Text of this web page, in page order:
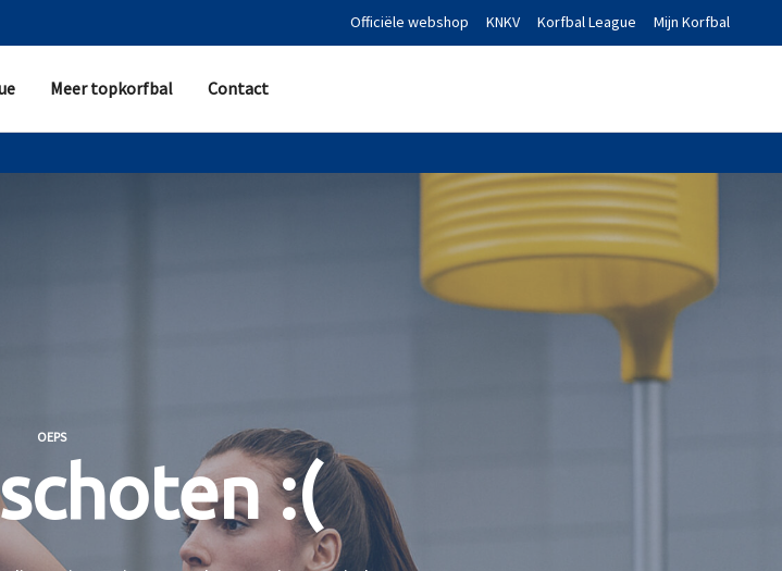
Officiële webshop KNKV Korfbal League Mijn Korfbal
Meer topkorfbal Contact
OEPS
:(